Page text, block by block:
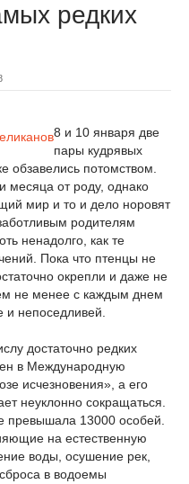
редких
8 и 10 января две
пары кудрявых
обзавелись потомством.
месяца от роду, однако
мир и то и дело норовят
родителям
ненадолго, как те
Пока что птенцы не
окрепли и даже не
не менее с каждым днем
и непоседливей.
достаточно редких
в Международную
исчезновения», а его
неуклонно сокращаться.
превышала 13000 особей.
на естественную
воды, осушение рек,
в водоемы